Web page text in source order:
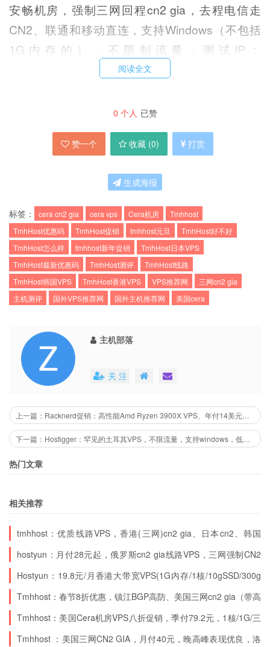
安畅机房，强制三网回程cn2 gia，去程电信走
CN2、联通和移动直连，支持Windows（不包括
1G内存的），不限制流量，测试IP：
tmhHKcn2GIA
CPU 带宽 价格
3M
4G 4核 60G 5M 144元/月
8G 4核 60G 5M 288元/月 链接
16G 8核 80G 5M 576元/月
香港物理服务器
5折优惠码：50OFF-first，仅限首月，续费原价
默认自带5个IPv4，测试IP：43.251.226.1 线路：
电信去回CN2 BGP，联通移动直连，不限流量
e3-1230v2、8G内存、240G SSD、10Mbps带
2*e5-2630Lv2、32G内存、240G SSD、10M带
宽、400元/月，
前往官方网站后台购买：
https://www.tmhhost.com
阅读全文
0 个人 已赞
赞一个 收藏 (0) 打赏
生成海报
标签： cera cn2 gia cera vps Cera机房
Tmhhost
TmhHost优惠码
TmhHost促销 tmhhost元旦
TmhHost好不好
TmhHost怎么样
tmhhost新年促销
TmhHost日本VPS
TmhHost最新优惠码
TmhHost测评
TmhHost线路
TmhHost韩国VPS
TmhHost香港VPS VPS推荐网
三网cn2 gia
主机测评
国外VPS推荐网 国外主机推荐网 美国cera
主机部落
关 注
热门文章
相关推荐
tmhhost：优质线路VPS，香港(三网)cn2 gia、日本cn2、韩国
cn2、美国(三网)cn2 gia、美国cn2gia200G高防
hostyun：月付28元起，俄罗斯cn2 gia线路VPS，三网强制CN2
GIA
Hostyun：19.8元/月香港大带宽VPS(1G内存/1核/10gSSD/300g
流量)，香港VPS，100M大带宽，原生IP
Tmhhost：春节8折优惠，镇江BGP高防、美国三网cn2 gia（带高
防）、日本软银、香港BGP、
Tmhhost：美国Cera机房VPS八折促销，季付79.2元，1核/1G/三
网cn2 gia/高防/美国建站首选
Tmhhost ：美国三网CN2 GIA，月付40元，晚高峰表现优良，洛